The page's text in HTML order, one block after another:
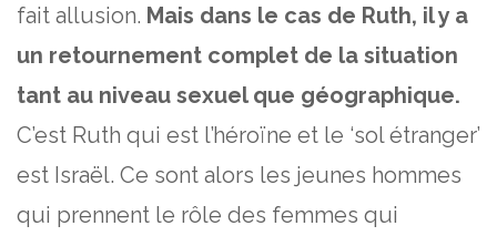
fait allusion. Mais dans le cas de Ruth, il y a
un retournement complet de la situation
tant au niveau sexuel que géographique.
C’est Ruth qui est l’héroïne et le ‘sol étranger’
est Israël. Ce sont alors les jeunes hommes
qui prennent le rôle des femmes qui